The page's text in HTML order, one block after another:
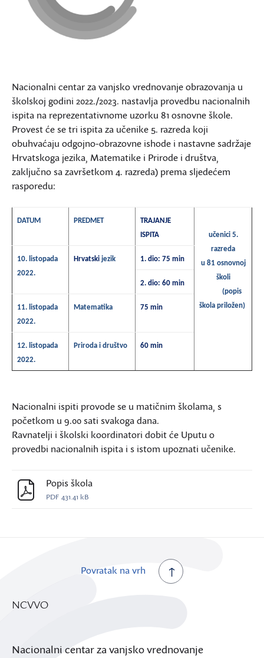
Nacionalni centar za vanjsko vrednovanje obrazovanja u
školskoj godini 2022./2023. nastavlja provedbu nacionalnih
ispita na reprezentativnome uzorku 81 osnovne škole.
Provest će se tri ispita za učenike 5. razreda koji
obuhvaćaju odgojno-obrazovne ishode i nastavne sadržaje
Hrvatskoga jezika, Matematike i Prirode i društva,
zaključno sa završetkom 4. razreda) prema sljedećem
rasporedu:
DATUM PREDMET
TRAJANJE
ISPITA
učenici 5.
razreda
u 81 osnovnoj
školi
(popis
škola priložen)
10. listopada
2022.
Hrvatski jezik 1. dio: 75 min
2. dio: 60 min
11. listopada
2022.
Matematika 75 min
12. listopada
2022.
Priroda i društvo 60 min
Nacionalni ispiti provode se u matičnim školama, s
početkom u 9.00 sati svakoga dana.
Ravnatelji i školski koordinatori dobit će Uputu o
provedbi nacionalnih ispita i s istom upoznati učenike.
Popis škola
PDF 431.41 kB
Povratak na vrh
NCVVO
Nacionalni centar za vanjsko vrednovanje